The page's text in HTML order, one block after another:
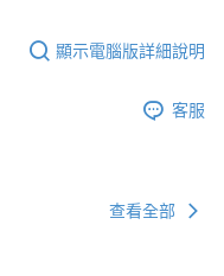
顯示電腦版詳細說明
客服
查看全部